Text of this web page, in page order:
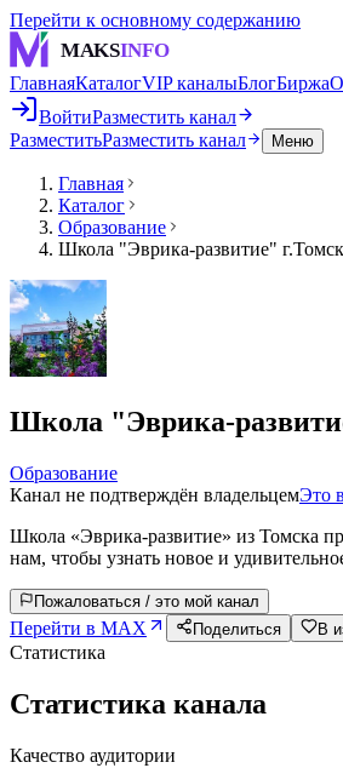
Перейти к основному содержанию
MAKSINFO
ГлавнаяКаталогVIP каналыБлогБиржа
ВойтиРазместить канал
РазместитьРазместить канал Меню
Главная
Каталог
Образование
Школа "Эврика-развитие"
Школа "Эврика-
Образование
Канал не подтверждён владельцемЭто
Школа «Эврика-развитие» из Томска
нам, чтобы узнать новое и
Пожаловаться / это мой канал
Перейти в MAX Поделиться В
Статистика
Статистика канала
Качество аудитории